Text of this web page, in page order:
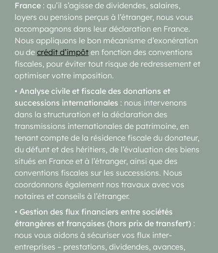
France : qu’il s’agisse de dividendes, salaires,
loyers ou pensions perçus à l’étranger, nous vous
accompagnons dans leur déclaration en France.
Nous appliquons le bon mécanisme d’exonération
ou de crédit d’impôt en fonction des conventions
fiscales, pour éviter tout risque de redressement et
optimiser votre imposition.
• Analyse civile et fiscale des donations et
successions internationales : nous intervenons
dans la structuration et la déclaration des
transmissions internationales de patrimoine, en
tenant compte de la résidence fiscale du donateur,
du défunt et des héritiers, de l’évaluation des biens
situés en France et à l’étranger, ainsi que des
conventions fiscales sur les successions. Nous
coordonnons également nos travaux avec vos
notaires et conseils à l’étranger.
• Gestion des flux financiers entre sociétés
étrangères et françaises (hors prix de transfert) :
nous vous aidons à sécuriser vos flux inter-
entreprises – prestations, dividendes, avances,